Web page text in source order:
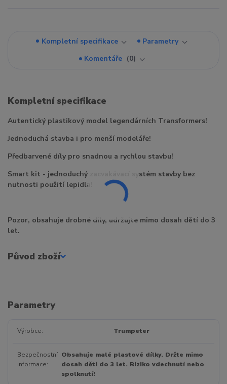
Kompletní specifikace
Parametry
Komentáře
0
Kompletní specifikace
Autentický plastikový model legendárních Transformers!
Jednoduchá stavba i pro menší modeláře!
Předbarvené díly pro snadnou a rychlou stavbu!
Smart kit - jednoduchý zacvakávací systém stavby bez
nutnosti použití lepidla!
Pozor, obsahuje drobné díly, udržujte mimo dosah dětí do 3
let.
Původ zboží
Parametry
Výrobce Trumpeter
Bezpečnostní
informace
Obsahuje malé plastové dílky. Držte mimo
dosah dětí do 3 let. Riziko vdechnutí nebo
spolknutí!